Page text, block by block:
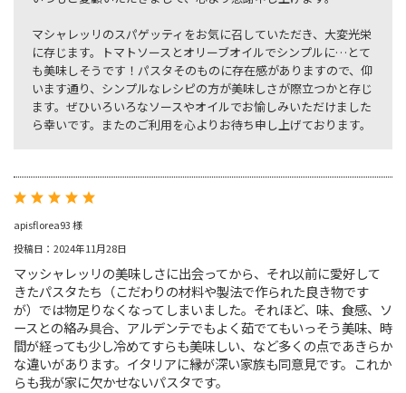
マシャレッリのスパゲッティをお気に召していただき、大変光栄
に存じます。トマトソースとオリーブオイルでシンプルに…とて
も美味しそうです！パスタそのものに存在感がありますので、仰
います通り、シンプルなレシピの方が美味しさが際立つかと存じ
ます。ぜひいろいろなソースやオイルでお愉しみいただけました
ら幸いです。またのご利用を心よりお待ち申し上げております。
apisflorea93 様
投稿日：2024年11月28日
マッシャレッリの美味しさに出会ってから、それ以前に愛好して
きたパスタたち（こだわりの材料や製法で作られた良き物です
が）では物足りなくなってしまいました。それほど、味、食感、ソ
ースとの絡み具合、アルデンテでもよく茹でてもいっそう美味、時
間が経っても少し冷めてすらも美味しい、など多くの点であきらか
な違いがあります。イタリアに縁が深い家族も同意見です。これか
らも我が家に欠かせないパスタです。